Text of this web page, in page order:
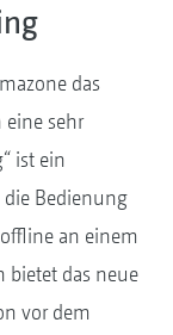
das
eine sehr
ist ein
Bedienung
an einem
bietet das neue
vor dem